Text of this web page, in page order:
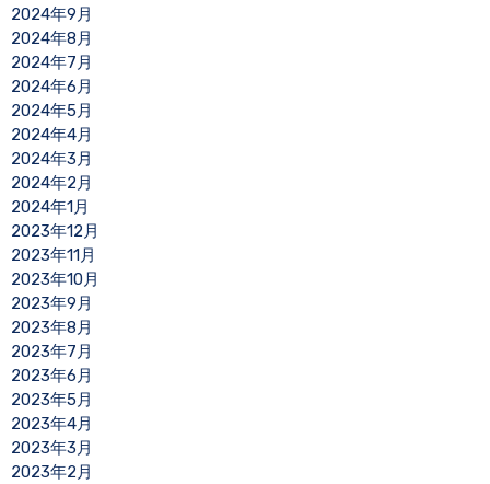
2024年9月
2024年8月
2024年7月
2024年6月
2024年5月
2024年4月
2024年3月
2024年2月
2024年1月
2023年12月
2023年11月
2023年10月
2023年9月
2023年8月
2023年7月
2023年6月
2023年5月
2023年4月
2023年3月
2023年2月